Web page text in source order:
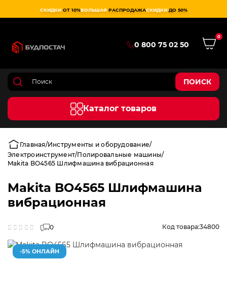
СКИДКИ ОТ 10%БОЛЬШАЯ РАСПРОДАЖАСКИДКИ ДО 50%
0 800 75 02 50
0
ПОИСК
Каталог товаров
Главная Инструменты и оборудование
Электроинструмент Полировальные машины
Makita BO4565 Шлифмашина вибрационная
Makita BO4565 Шлифмашина
вибрационная
0 Код товара:34800
-5% ОНЛАЙН